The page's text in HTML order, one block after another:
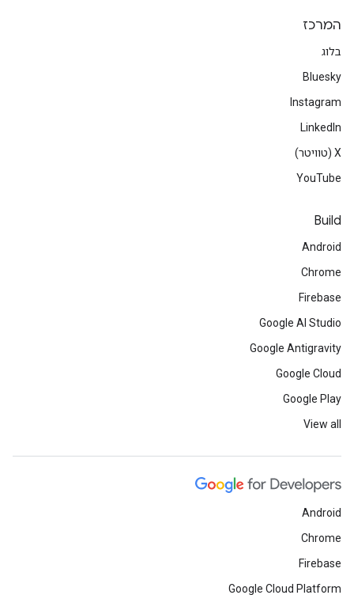
המרכז
בלוג
Bluesky
Instagram
LinkedIn
‫X (טוויטר)
YouTube
Build
Android
Chrome
Firebase
Google AI Studio
Google Antigravity
Google Cloud
Google Play
View all
Android
Chrome
Firebase
Google Cloud Platform